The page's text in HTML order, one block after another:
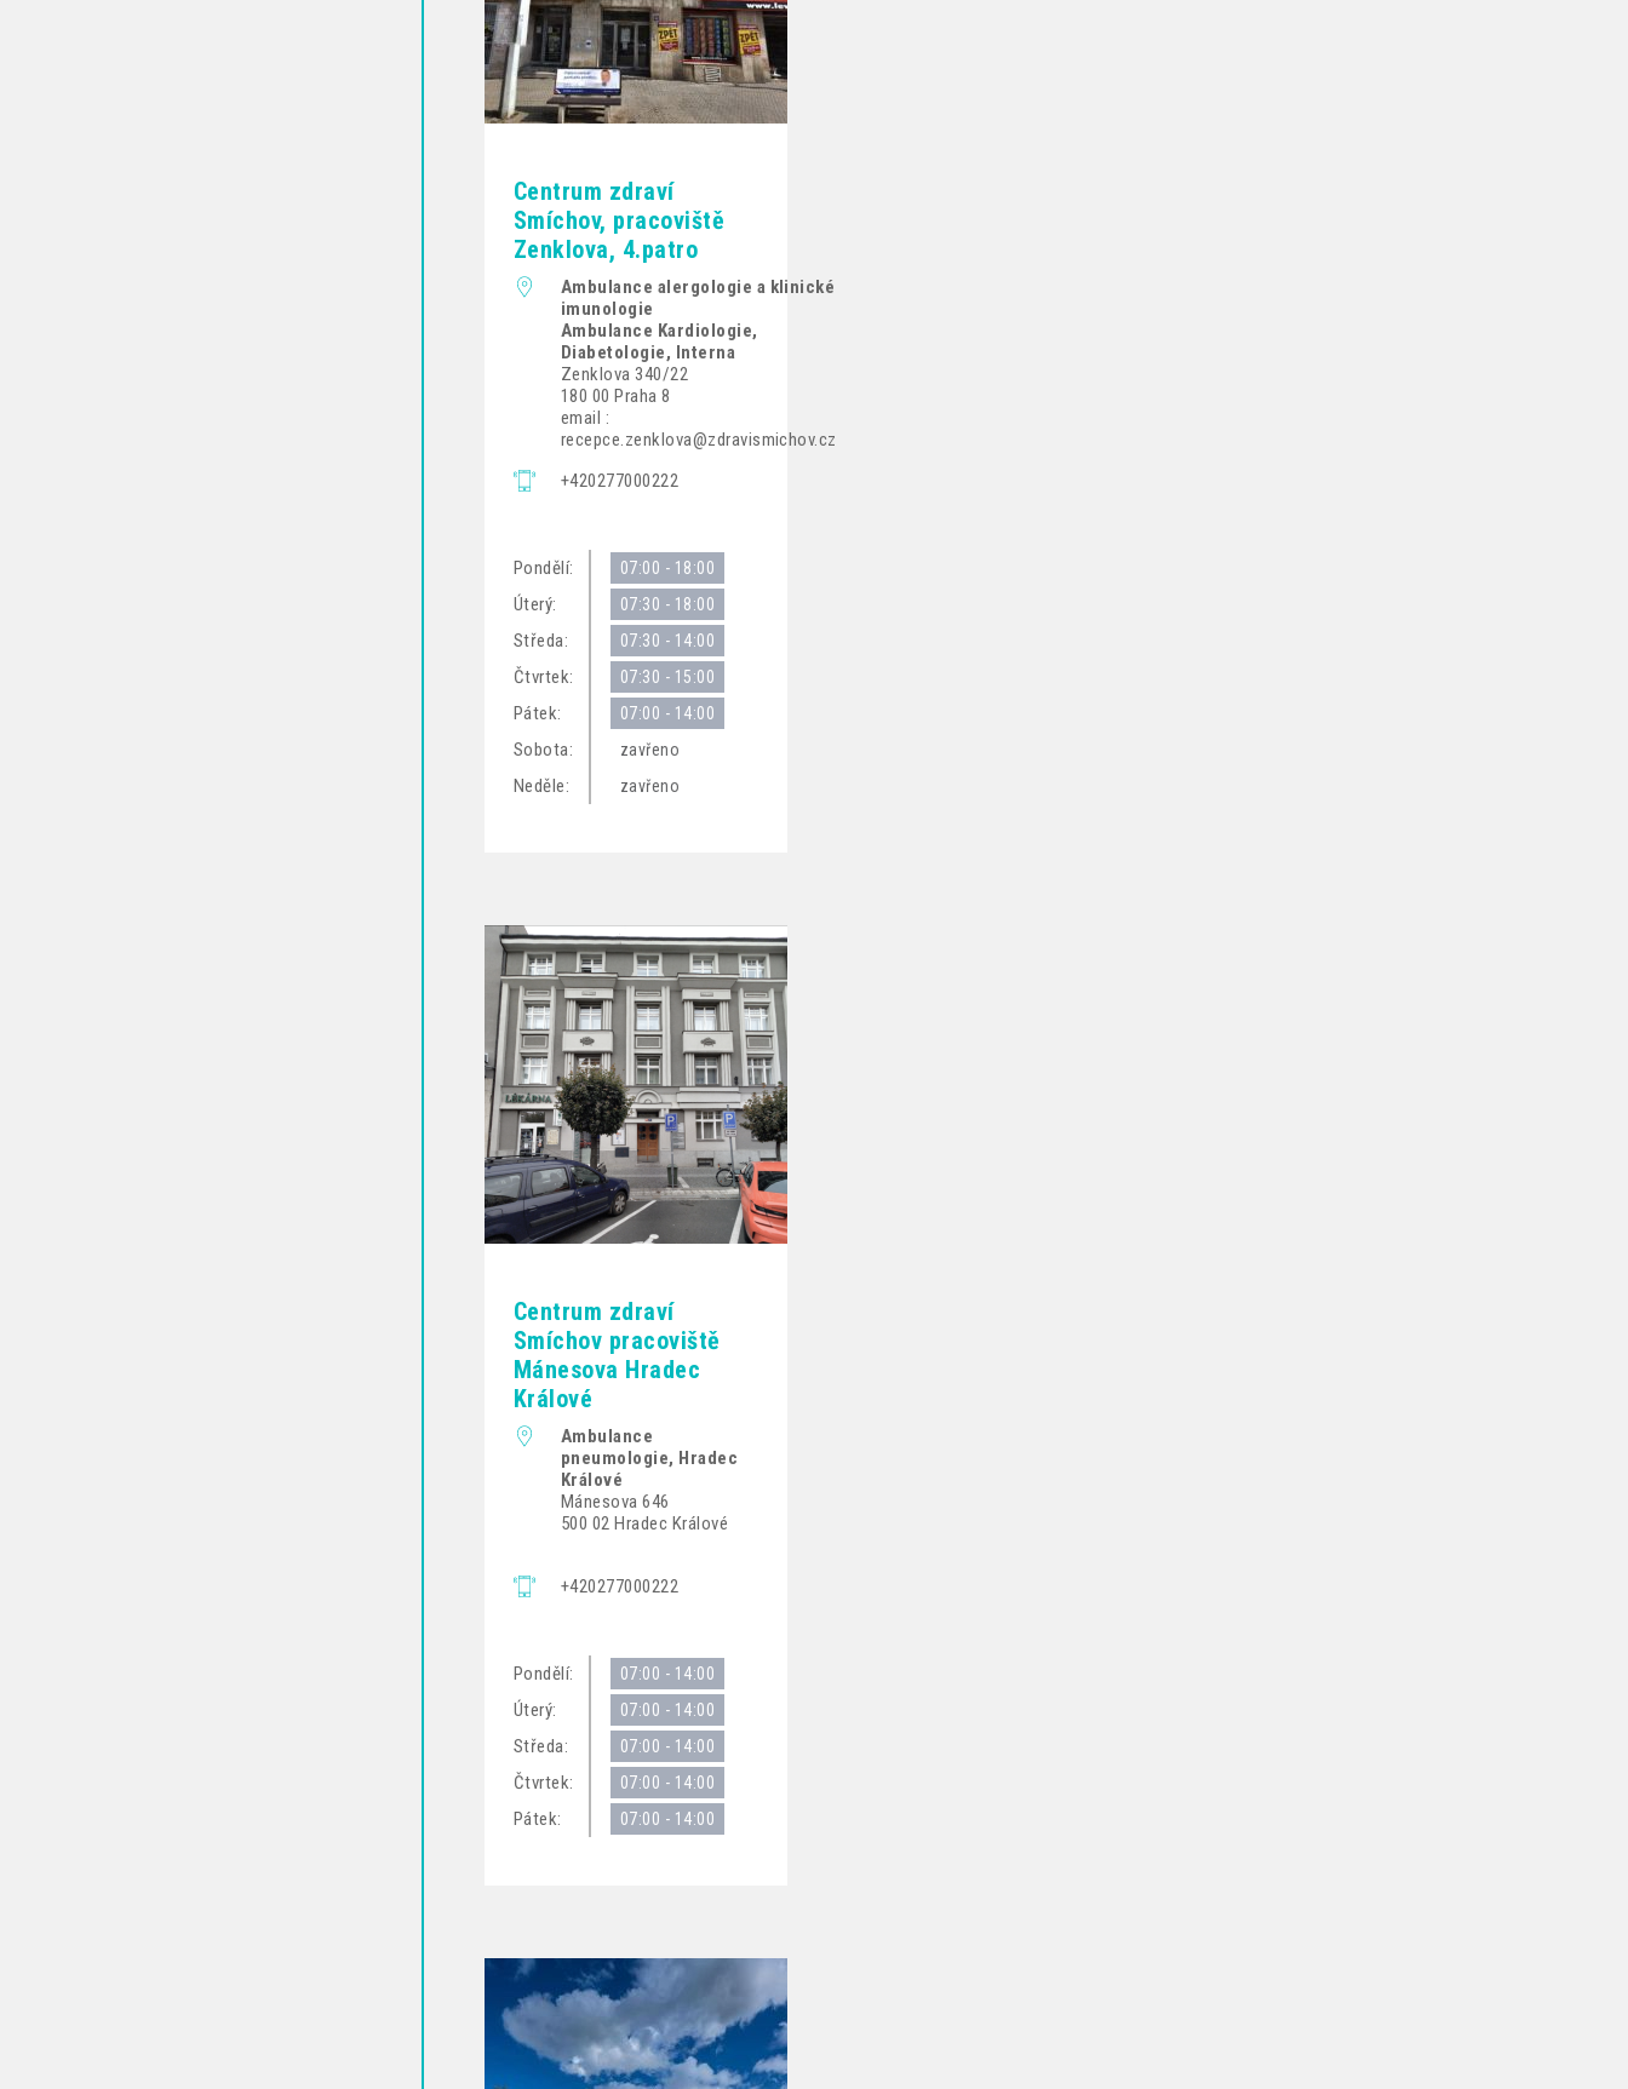
Centrum zdraví
Smíchov, pracoviště
Zenklova, 4.patro
Ambulance alergologie a klinické
imunologie
Ambulance Kardiologie,
Diabetologie, Interna
Zenklova 340/22
180 00 Praha 8
email :
recepce.zenklova@zdravismichov.cz
+420277000222
Pondělí: 07:00 - 18:00
Úterý: 07:30 - 18:00
Středa: 07:30 - 14:00
Čtvrtek: 07:30 - 15:00
Pátek: 07:00 - 14:00
Sobota: zavřeno
Neděle: zavřeno
Centrum zdraví
Smíchov pracoviště
Mánesova Hradec
Králové
Ambulance
pneumologie, Hradec
Králové
Mánesova 646
500 02 Hradec Králové
+420277000222
Pondělí: 07:00 - 14:00
Úterý: 07:00 - 14:00
Středa: 07:00 - 14:00
Čtvrtek: 07:00 - 14:00
Pátek: 07:00 - 14:00